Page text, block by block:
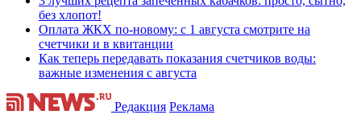
без хлопот!
Оплата ЖКХ по-новому: с 1 августа смотрите на
счетчики и в квитанции
Как теперь передавать показания счетчиков воды:
важные изменения с августа
Редакция Реклама